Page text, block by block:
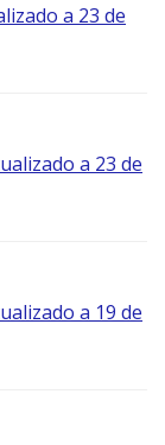
a 23 de
a 23 de
a 19 de